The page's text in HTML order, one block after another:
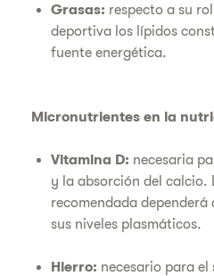
Grasas: respecto a su
deportiva los lípidos
fuente energética.
Micronutrientes en la
Vitamina D: necesaria
y la absorción del calcio.
recomendada
sus niveles plasmáticos.
Hierro: necesario para